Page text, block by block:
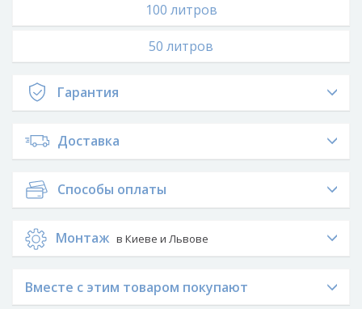
100 литров
50 литров
Гарантия
Доставка
Способы оплаты
Монтаж в Киеве и Львове
Вместе с этим товаром покупают